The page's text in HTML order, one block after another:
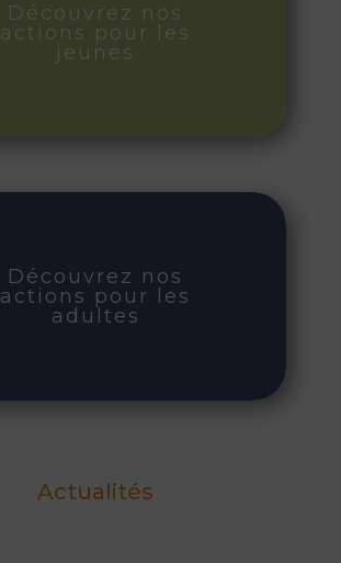
Découvrez nos
actions pour les
jeunes
Découvrez nos
actions pour les
adultes
Actualités